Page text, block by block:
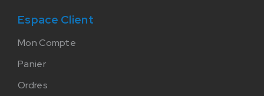
Espace Client
Mon Compte
Panier
Ordres